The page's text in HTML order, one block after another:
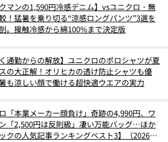
クマンの1,590円冷感デニム】vsユニクロ・無
！猛暑を乗り切る“涼感ロングパンツ”3選を
。接触冷感から綿100%まで決定版
く通勤からの解放】ユニクロのポロシャツが夏
の大正解！オリヒカの透け防止シャツも優
も涼しい顔で働ける超快適ウエアの実力
「本業メーカー顔負け」奇跡の4,990円、ワ
「2,500円は反則級」凄い万能バッグ…ほか
ックの人気記事ランキングベスト3】（2026年